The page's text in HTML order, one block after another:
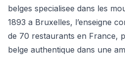
belges specialisee dans les
1893 a Bruxelles, l’enseigne
de 70 restaurants en France,
belge authentique dans une